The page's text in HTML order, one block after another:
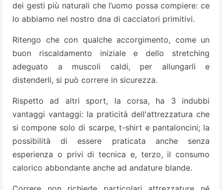
dei gesti più naturali che l’uomo possa compiere: ce
lo abbiamo nel nostro dna di cacciatori primitivi.
Ritengo che con qualche accorgimento, come un
buon riscaldamento iniziale e dello stretching
adeguato a muscoli caldi, per allungarli e
distenderli, si può correre in sicurezza.
Rispetto ad altri sport, la corsa, ha 3 indubbi
vantaggi vantaggi: la praticità dell'attrezzatura che
si compone solo di scarpe, t-shirt e pantaloncini; la
possibilità di essere praticata anche senza
esperienza o privi di tecnica e, terzo, il consumo
calorico abbondante anche ad andature blande.